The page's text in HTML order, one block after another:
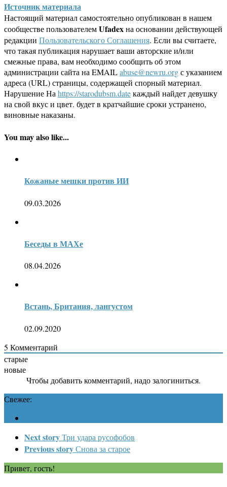
Источник материала
Настоящий материал самостоятельно опубликован в нашем
сообществе пользователемUfadexна основании действующей
редакции Пользовательского Соглашения. Если вы считаете,
что такая публикация нарушает ваши авторские и/или
смежные права, вам необходимо сообщить об этом
администрации сайта на EMAILabuse@newru.orgс указанием
адреса (URL) страницы, содержащей спорный материал.
Нарушение Наhttps://starodubsm.dateкаждый найдет девушку
на свой вкус и цвет. будет в кратчайшие сроки устранено,
виновные наказаны.
You may also like...
Кожаные мешки против ИИ
09.03.2026
Беседы в МАХе
08.04.2026
Встань, Британия, лангустом
02.09.2020
5 Комментарий
старые
новые
Чтобы добавить комментарий, надо залогиниться.
Свежее:
Next storyТри удара русофобов
Previous storyСнова за старое
Привет, гость!